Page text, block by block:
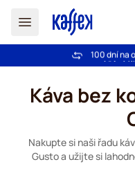
100 dní na
Káva bez
Nakupte si naši řadu
Gusto a užijte si